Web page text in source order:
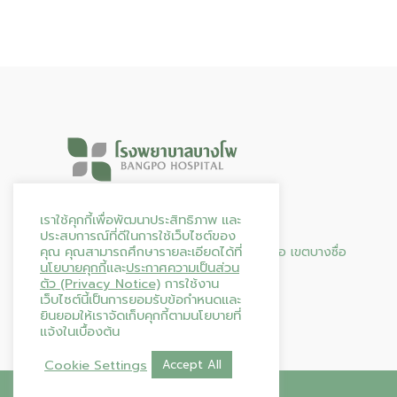
Hours & Info
95 ถนน ประชาราษฎร์ สาย 2 แขวงบางซื่อ เขตบางซื่อ
กรุงเทพมหานคร 10800
โทร. 02-587-0144
เปิดให้บริการตลอด 24 ชั่วโมง
เราใช้คุกกี้เพื่อพัฒนาประสิทธิภาพ และ
ประสบการณ์ที่ดีในการใช้เว็บไซต์ของ
คุณ คุณสามารถศึกษารายละเอียดได้ที่
นโยบายคุกกี้และประกาศความเป็นส่วน
ตัว (Privacy Notice) การใช้งาน
เว็บไซต์นี้เป็นการยอมรับข้อกำหนดและ
ยินยอมให้เราจัดเก็บคุกกี้ตามนโยบายที่
แจ้งในเบื้องต้น
Cookie Settings
Accept All